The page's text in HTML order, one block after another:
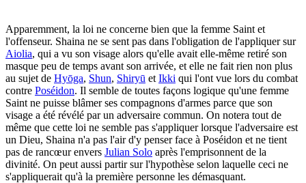
Apparemment, la loi ne concerne bien que la femme Saint et
l'offenseur. Shaina ne se sent pas dans l'obligation de l'appliquer sur
Aiolia, qui a vu son visage alors qu'elle avait elle-même retiré son
masque peu de temps avant son arrivée, et elle ne fait rien non plus
au sujet de Hyōga, Shun, Shiryū et Ikki qui l'ont vue lors du combat
contre Poséidon. Il semble de toutes façons logique qu'une femme
Saint ne puisse blâmer ses compagnons d'armes parce que son
visage a été révélé par un adversaire commun. On notera tout de
même que cette loi ne semble pas s'appliquer lorsque l'adversaire est
un Dieu, Shaina n'a pas l'air d'y penser face à Poséidon et ne tient
pas de rancœur envers Julian Solo après l'emprisonnent de la
divinité. On peut aussi partir sur l'hypothèse selon laquelle ceci ne
s'appliquerait qu'à la première personne les démasquant.